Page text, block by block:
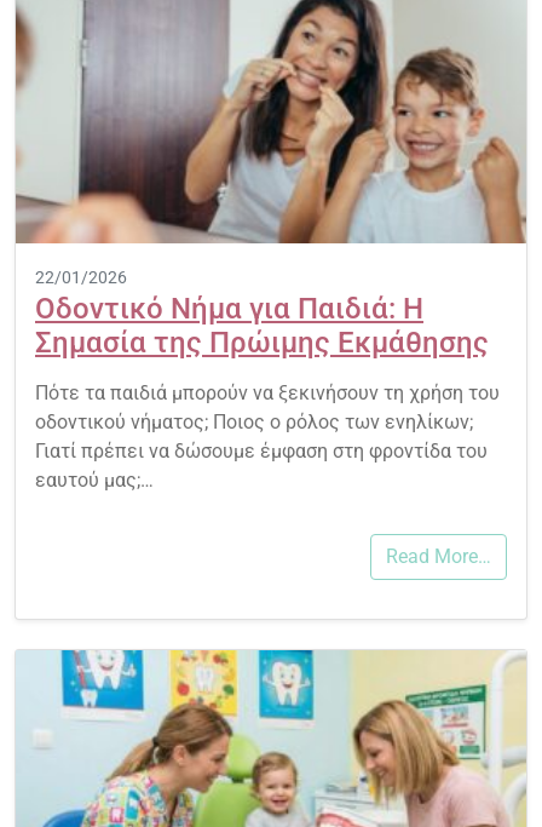
22/01/2026
Οδοντικό Νήμα για Παιδιά: Η
Σημασία της Πρώιμης Εκμάθησης
Πότε τα παιδιά μπορούν να ξεκινήσουν τη χρήση του
οδοντικού νήματος; Ποιος ο ρόλος των ενηλίκων;
Γιατί πρέπει να δώσουμε έμφαση στη φροντίδα του
εαυτού μας;…
Read More…